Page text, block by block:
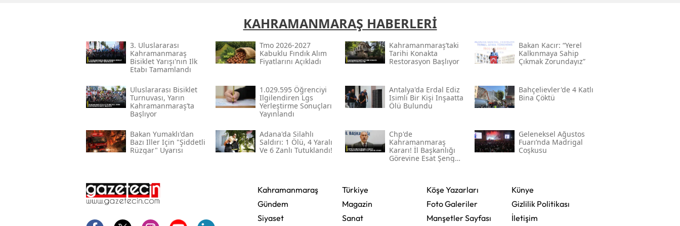
Samsun
Sinop
Tekirdağ
Trabzon
KAHRAMANMARAŞ HABERLERİ
3. Uluslararası
Kahramanmaraş
Bisiklet Yarışı'nın Ilk
Etabı Tamamlandı
Tmo 2026-2027
Kabuklu Fındık Alım
Fiyatlarını Açıkladı
Kahramanmaraş’taki
Tarihi Konakta
Restorasyon Başlıyor
Bakan Kacır: “yerel
Kalkınmaya Sahip
Çıkmak Zorundayız”
Uluslararası Bisiklet
Turnuvası, Yarın
Kahramanmaraş’ta
Başlıyor
1.029.595 Öğrenciyi
Ilgilendiren Lgs
Yerleştirme Sonuçları
Yayınlandı
Antalya'da Erdal Ediz
Isimli Bir Kişi Inşaatta
Ölü Bulundu
Bahçelievler'de 4 Katlı
Bina Çöktü
Bakan Yumaklı'dan
Bazı Iller Için "şiddetli
Rüzgar" Uyarısı
Adana'da Silahlı
Saldırı: 1 Ölü, 4 Yaralı
Ve 6 Zanlı Tutuklandı!
Chp'de
Kahramanmaraş
Kararı! İl Başkanlığı
Görevine Esat Şengül
Geleneksel Ağustos
Fuarı’nda Madrigal
Coşkusu
Kahramanmaraş
Gündem
Siyaset
Türkiye
Magazin
Sanat
Köşe Yazarları
Foto Galeriler
Manşetler Sayfası
Künye
Gizlilik Politikası
İletişim